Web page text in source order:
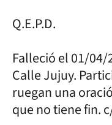
Q.E.P.D.
Falleció el 01/04/
Calle Jujuy.
ruegan una
que no tiene fin.